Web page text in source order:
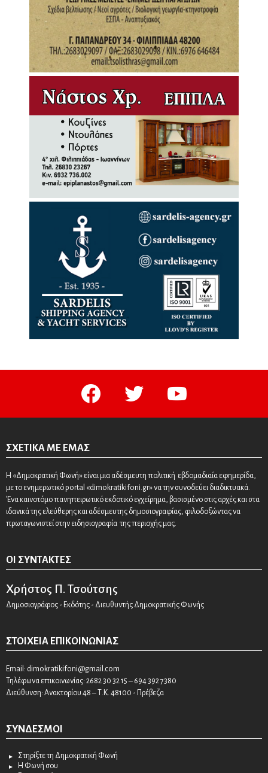
facebook twitter youtube
ΣΧΕΤΙΚΆ ΜΕ ΕΜΆΣ
Η «Δημοκρατική Φωνή» είναι μια αδέσμευτη πολιτική εβδομαδιαία εφημερίδα,
με το ενημερωτικό portal «dimokratikifoni.gr» να την συνοδεύει διαδικτυακά.
Ένα καινοτόμο πανηπειρωτικό εκδοτικό εγχείρημα, βασισμένο στις αρχές και στα
ιδανικά της ελεύθερης και αδέσμευτης δημοσιογραφίας, φιλοδοξώντας να
πρωταγωνιστεί στην ειδησιογραφία της περιοχής μας.
ΟΙ ΣΥΝΤΆΚΤΕΣ
Χρήστος Π. Τσούτσης
Δημοσιογράφος - Εκδότης - Διευθυντής Δημοκρατικής Φωνής
ΣΤΟΙΧΕΊΑ ΕΠΙΚΟΙΝΩΝΊΑΣ
Email: dimokratikifoni@gmail.com
Τηλέφωνα επικοινωνίας: 2682 30 32 15 – 694 392 7380
Διεύθυνση: Ανακτορίου 48 – Τ.Κ. 48100 - Πρέβεζα
ΣΎΝΔΕΣΜΟΙ
Στηρίξτε τη Δημοκρατική Φωνή
Η Φωνή σου